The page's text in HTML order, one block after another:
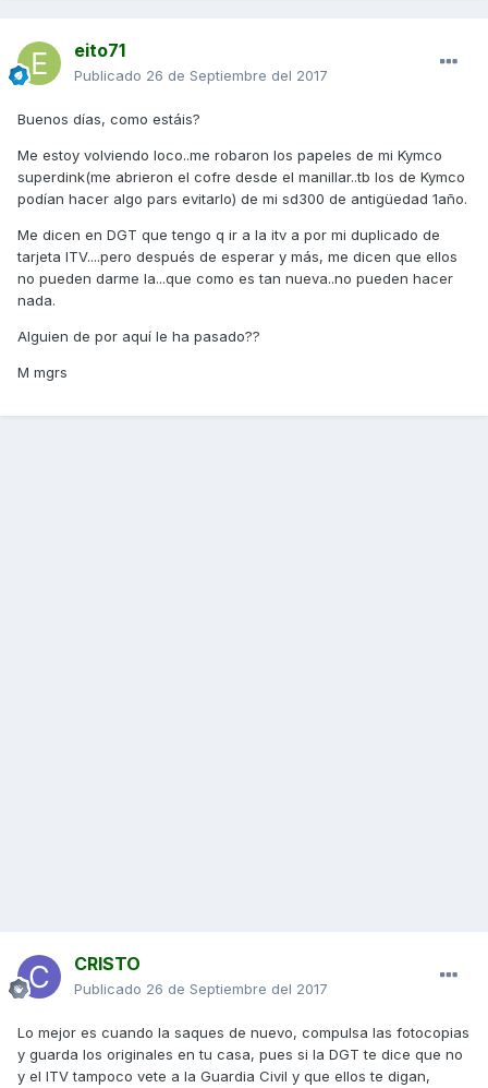
eito71
Publicado 26 de Septiembre del 2017
Buenos días, como estáis?
Me estoy volviendo loco..me robaron los papeles de mi Kymco
superdink(me abrieron el cofre desde el manillar..tb los de Kymco
podían hacer algo pars evitarlo) de mi sd300 de antigüedad 1año.
Me dicen en DGT que tengo q ir a la itv a por mi duplicado de
tarjeta ITV....pero después de esperar y más, me dicen que ellos
no pueden darme la...que como es tan nueva..no pueden hacer
nada.
Alguien de por aquí le ha pasado??
M mgrs
CRISTO
Publicado 26 de Septiembre del 2017
Lo mejor es cuando la saques de nuevo, compulsa las fotocopias
y guarda los originales en tu casa, pues si la DGT te dice que no
y el ITV tampoco vete a la Guardia Civil y que ellos te digan,